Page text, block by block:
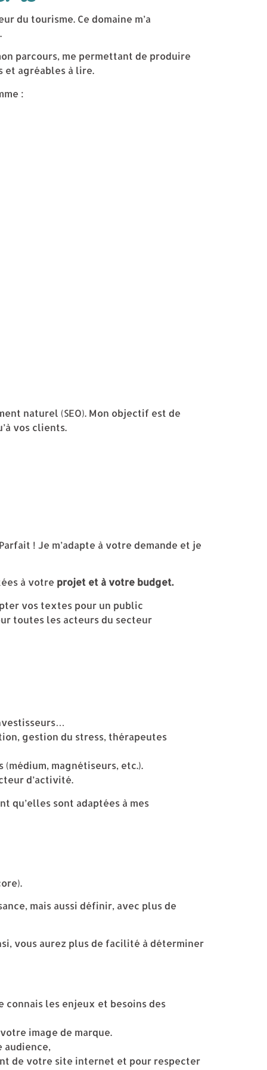
du tourisme. Ce domaine m’a
parcours, me permettant de produire
et agréables à lire.
:
naturel (SEO). Mon objectif est de
vos clients.
! Je m’adapte à votre demande et je
à votre projet et à votre budget.
vos textes pour un public
toutes les acteurs du secteur
gestion du stress, thérapeutes
magnétiseurs, etc.).
d’activité.
qu’elles sont adaptées à mes
mais aussi définir, avec plus de
vous aurez plus de facilité à déterminer
connais les enjeux et besoins des
image de marque.
de votre site internet et pour respecter